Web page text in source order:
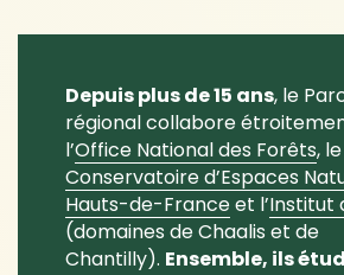
Depuis plus de 15 ans, le
régional collabore
l’Office National des Forêts, le
Conservatoire d’Espaces
Hauts-de-Franceet l’Institut
(domaines de Chaalis et de
Chantilly). Ensemble, ils